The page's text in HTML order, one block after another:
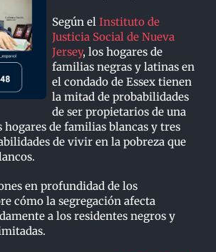
Según el Instituto de
Justicia Social de Nueva
Jersey, los hogares de
familias negras y latinas en
el condado de Essex tienen
la mitad de probabilidades
de ser propietarios de una
hogares de familias blancas y tres
de vivir en la pobreza que
en profundidad de los
cómo la segregación afecta
a los residentes negros y